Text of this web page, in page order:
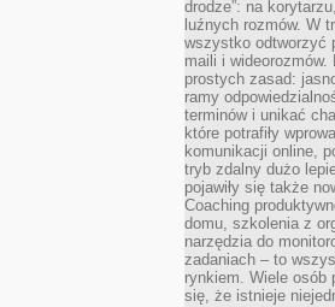
drodze”: na
luźnych rozmów. W
wszystko odtworzyć
maili i
prostych zasad:
ramy
terminów i unikać
które potrafiły
komunikacji online,
tryb zdalny dużo
pojawiły się także
Coaching
domu, szkolenia z
narzędzia do
zadaniach – to
rynkiem. Wiele osób
się, że istnieje